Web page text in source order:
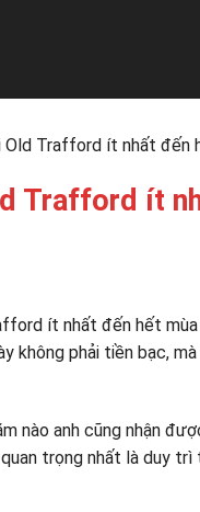
Old Trafford ít nhất đến
Trafford ít
ít nhất đến hết
không phải tiền bạc,
nào anh cũng nhận
trọng nhất là duy